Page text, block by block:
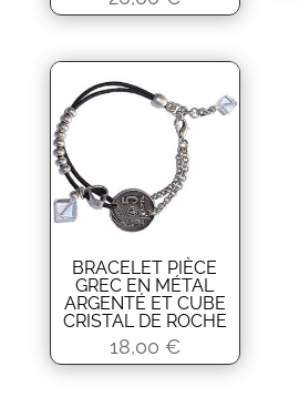
BRACELET PIÈCE
GREC EN MÉTAL
ARGENTÉ ET CUBE
CRISTAL DE ROCHE
18,00 €